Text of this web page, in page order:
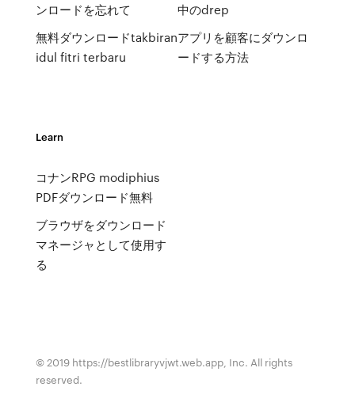
ンロードを忘れて
無料ダウンロードtakbiran
idul fitri terbaru
中のdrep
アプリを顧客にダウンロ
ードする方法
Learn
コナンRPG modiphius
PDFダウンロード無料
ブラウザをダウンロード
マネージャとして使用す
る
© 2019 https://bestlibraryvjwt.web.app, Inc. All rights
reserved.